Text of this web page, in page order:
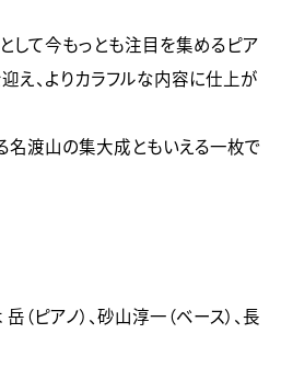
して今もっとも注目を集めるピア
え、よりカラフルな内容に仕上が
名渡山の集大成ともいえる一枚で
（ピアノ）、砂山淳一（ベース）、長